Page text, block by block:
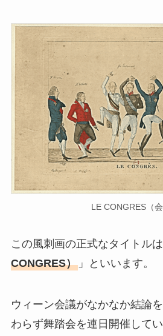
LE CONGRES（会
この風刺画の正式なタイトルは
CONGRES）」といいます。
ウィーン会議がなかなか結論
わらず舞踏会を連日開催して